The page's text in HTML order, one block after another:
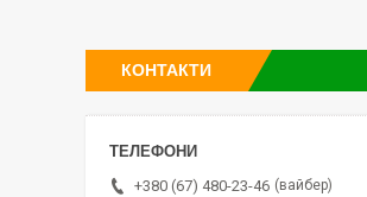
КОНТАКТИ
+380 (67) 480-23-46
вайбер